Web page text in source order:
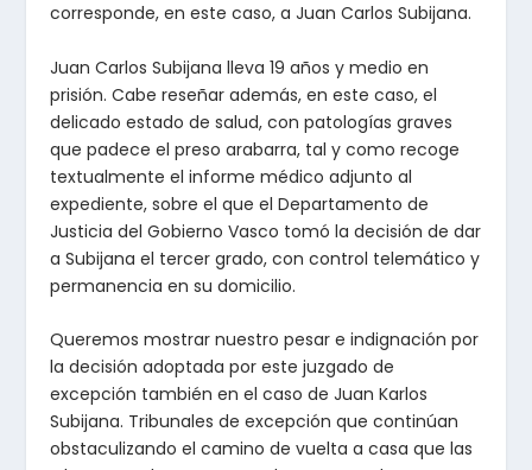
corresponde, en este caso, a Juan Carlos Subijana.
Juan Carlos Subijana lleva 19 años y medio en
prisión. Cabe reseñar además, en este caso, el
delicado estado de salud, con patologías graves
que padece el preso arabarra, tal y como recoge
textualmente el informe médico adjunto al
expediente, sobre el que el Departamento de
Justicia del Gobierno Vasco tomó la decisión de dar
a Subijana el tercer grado, con control telemático y
permanencia en su domicilio.
Queremos mostrar nuestro pesar e indignación por
la decisión adoptada por este juzgado de
excepción también en el caso de Juan Karlos
Subijana. Tribunales de excepción que continúan
obstaculizando el camino de vuelta a casa que las